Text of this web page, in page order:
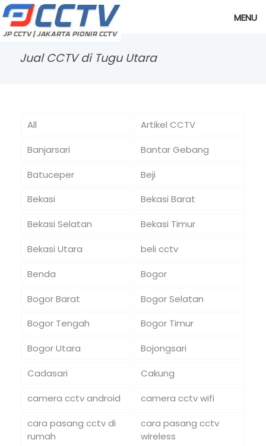
MENU
Jual CCTV di Tugu Utara
All
Artikel CCTV
Banjarsari
Bantar Gebang
Batuceper
Beji
Bekasi
Bekasi Barat
Bekasi Selatan
Bekasi Timur
Bekasi Utara
beli cctv
Benda
Bogor
Bogor Barat
Bogor Selatan
Bogor Tengah
Bogor Timur
Bogor Utara
Bojongsari
Cadasari
Cakung
camera cctv android
camera cctv wifi
cara pasang cctv di
rumah
cara pasang cctv
wireless